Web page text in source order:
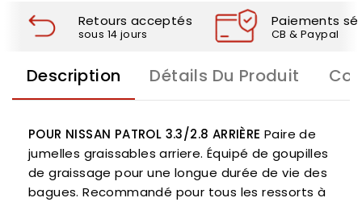
Retours acceptés
sous 14 jours
Paiements
CB & Paypal
Description Détails Du Produit
POUR NISSAN PATROL 3.3/2.8 ARRIÈRE Paire de
jumelles graissables arriere. Équipé de goupilles
de graissage pour une longue durée de vie des
bagues. Recommandé pour tous les ressorts à